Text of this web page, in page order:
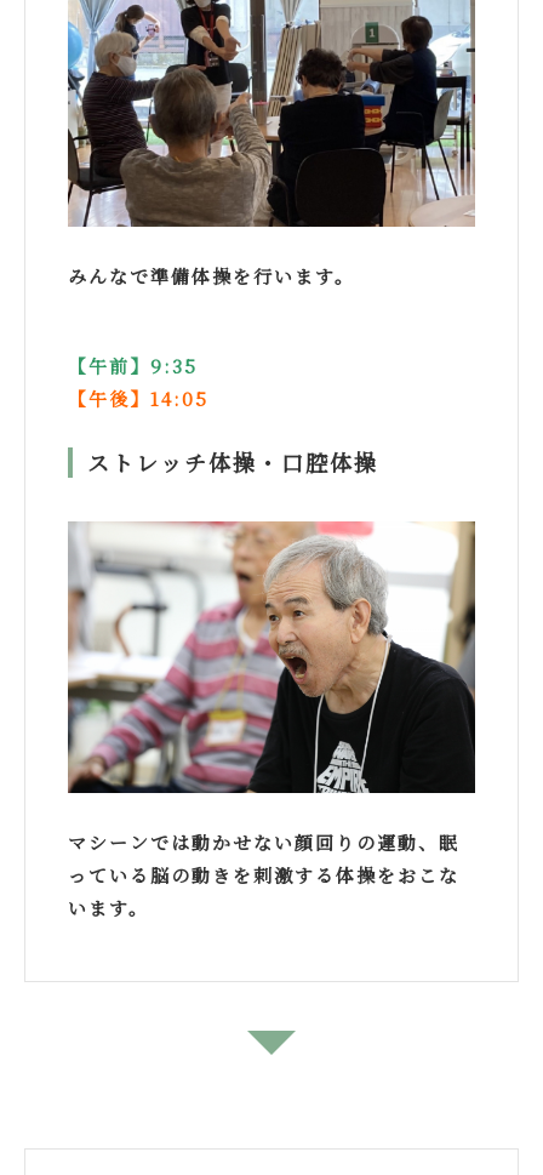
みんなで準備体操を行います。
【午前】9:35
【午後】14:05
ストレッチ体操・口腔体操
マシーンでは動かせない顔回りの運動、眠
っている脳の動きを刺激する体操をおこな
います。